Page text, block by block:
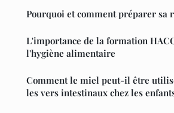
Pourquoi et comment préparer sa
L'importance de la formation
l'hygiène alimentaire
Comment le miel peut-il être
les vers intestinaux chez les